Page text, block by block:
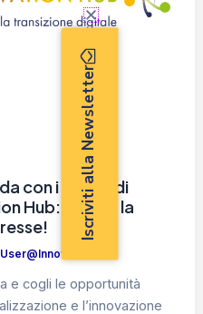
con i servizi di
Hub: aperta la
User@InnovHub
e cogli le opportunità
e l’innovazione
Iscriviti alla Newsletter